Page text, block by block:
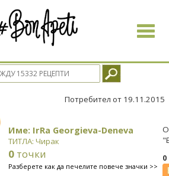
Toggle
Потребител от 19.11.2015
Име: IrRa Georgieva-Deneva
ТИТЛА: Чирак
0 точки
Разберете как да печелите повече значки >>